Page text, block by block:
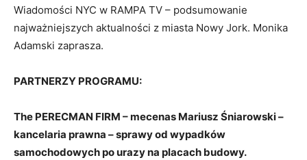
Wiadomości NYC w RAMPA TV – podsumowanie
najważniejszych aktualności z miasta Nowy Jork. Monika
Adamski zaprasza.
PARTNERZY PROGRAMU:
The PERECMAN FIRM – mecenas Mariusz Śniarowski –
kancelaria prawna – sprawy od wypadków
samochodowych po urazy na placach budowy.